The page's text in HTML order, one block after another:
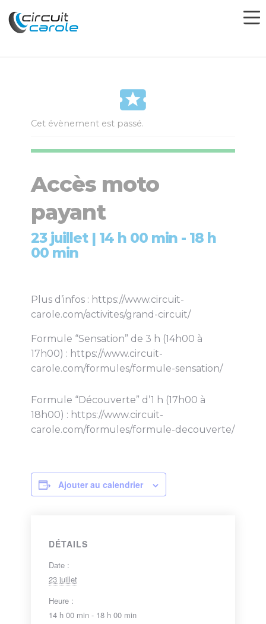
Cet évènement est passé.
Accès moto
payant
23 juillet | 14 h 00 min - 18 h
00 min
Plus d’infos : https://www.circuit-
carole.com/activites/grand-circuit/
Formule “Sensation” de 3 h (14h00 à
17h00) : https://www.circuit-
carole.com/formules/formule-sensation/
Formule “Découverte” d’1 h (17h00 à
18h00) : https://www.circuit-
carole.com/formules/formule-decouverte/
Ajouter au calendrier
DÉTAILS
Date :
23 juillet
Heure :
14 h 00 min - 18 h 00 min